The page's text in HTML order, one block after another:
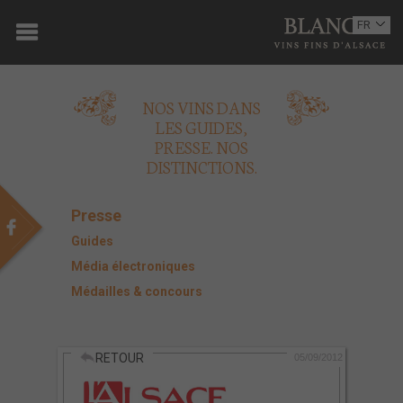
DOMAINE
OENOTOURISME
VINS
PRESSE
ACTUALITÉS
FR
EN
NOS VINS DANS
LES GUIDES,
PRESSE. NOS
DISTINCTIONS.
Presse
Guides
Média électroniques
Médailles & concours
RETOUR 05/09/2012